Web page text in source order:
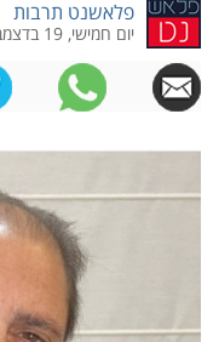
פלאשנט תרבות
יום חמישי, 19 בדצמבר 2024, 13:39